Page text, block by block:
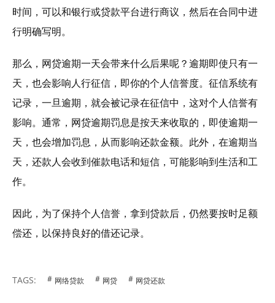
时间，可以和银行或贷款平台进行商议，然后在合同中进
行明确写明。
那么，网贷逾期一天会带来什么后果呢？逾期即使只有一
天，也会影响人行征信，即你的个人信誉度。征信系统有
记录，一旦逾期，就会被记录在征信中，这对个人信誉有
影响。通常，网贷逾期罚息是按天来收取的，即使逾期一
天，也会增加罚息，从而影响还款金额。此外，在逾期当
天，还款人会收到催款电话和短信，可能影响到生活和工
作。
因此，为了保持个人信誉，拿到贷款后，仍然要按时足额
偿还，以保持良好的借还记录。
TAGS: 网络贷款 网贷 网贷还款